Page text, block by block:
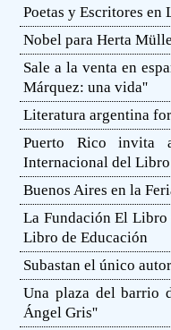
Poetas y Escritores en
Nobel para Herta
Sale a la venta en
Márquez: una vida''
Literatura argentina
Puerto Rico
Internacional del Libro
Buenos Aires en la
La Fundación El
Libro de Educación
Subastan el único
Una plaza del barrio
Ángel Gris''